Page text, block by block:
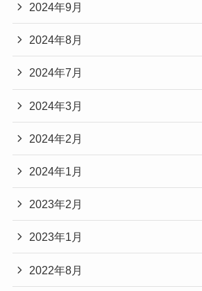
2024年9月
2024年8月
2024年7月
2024年3月
2024年2月
2024年1月
2023年2月
2023年1月
2022年8月